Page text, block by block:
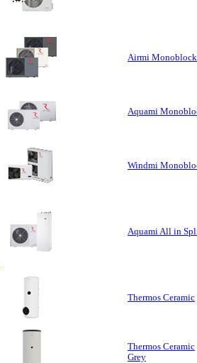
Airmi Monoblock
Aquami
Windmi
Aquami All in
Thermos Ceramic
Thermos Ceramic
Grey